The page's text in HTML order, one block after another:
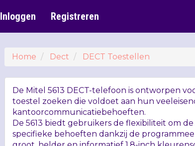
Inloggen Registreren
Home Dect DECT Toestellen
De Mitel 5613 DECT-telefoon is ontworpen
toestel zoeken die voldoet aan hun
kantoorcommunicatiebehoeften.
De 5613 biedt gebruikers de flexibiliteit om
specifieke behoeften dankzij de